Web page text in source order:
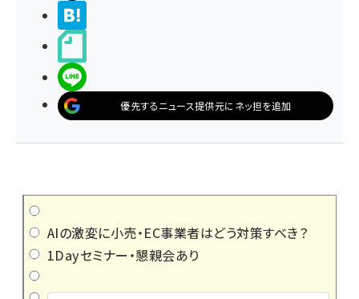
優先するニュース提供元にネッ担を追加
AIの激変に小売・EC事業者はどう対策すべき？
1Dayセミナー・懇親会あり